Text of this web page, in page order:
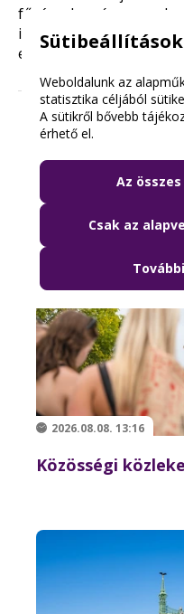
fővárosban és az
idejű járatinformációk,
elérhetők a BKK
Olvasd el ezt is
2026.08.08. 13:16
Közösségi
Sütibeállítások
Weboldalunk az
statisztika céljából
A sütikről bővebb
érhető el.
Az
Csak az